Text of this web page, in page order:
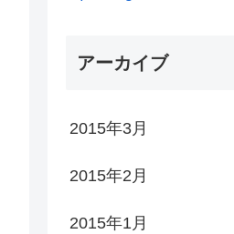
アーカイブ
2015年3月
2015年2月
2015年1月